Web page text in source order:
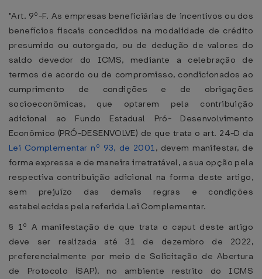
"Art. 9º-F. As empresas beneficiárias de incentivos ou dos
benefícios fiscais concedidos na modalidade de crédito
presumido ou outorgado, ou de dedução de valores do
saldo devedor do ICMS, mediante a celebração de
termos de acordo ou de compromisso, condicionados ao
cumprimento de condições e de obrigações
socioeconômicas, que optarem pela contribuição
adicional ao Fundo Estadual Pró- Desenvolvimento
Econômico (PRÓ-DESENVOLVE) de que trata o art. 24-D da
Lei Complementar nº 93, de 2001, devem manifestar, de
forma expressa e de maneira irretratável, a sua opção pela
respectiva contribuição adicional na forma deste artigo,
sem prejuízo das demais regras e condições
estabelecidas pela referida Lei Complementar.
§ 1º A manifestação de que trata o caput deste artigo
deve ser realizada até 31 de dezembro de 2022,
preferencialmente por meio de Solicitação de Abertura
de Protocolo (SAP), no ambiente restrito do ICMS